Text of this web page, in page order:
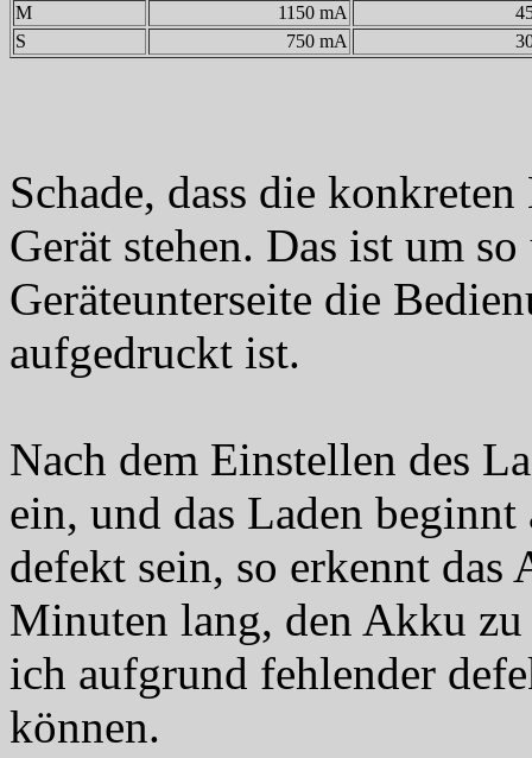
M
1150 mA
S
750 mA
Schade, dass die
Gerät stehen. Das ist um
Geräteunterseite die
aufgedruckt ist.
Nach dem Einstellen des
ein, und das Laden
defekt sein, so erkennt das
Minuten lang, den Akku
ich aufgrund fehlender
können.